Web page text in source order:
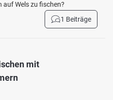
auf Wels zu fischen?
1 Beiträge
mit